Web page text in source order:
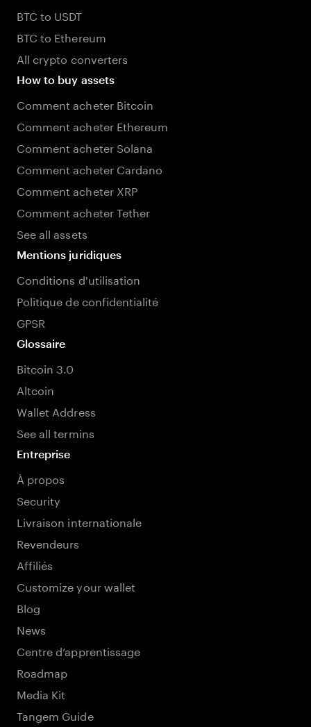
BTC to USDT
BTC to Ethereum
All crypto converters
How to buy assets
Comment acheter Bitcoin
Comment acheter Ethereum
Comment acheter Solana
Comment acheter Cardano
Comment acheter XRP
Comment acheter Tether
See all assets
Mentions juridiques
Conditions d'utilisation
Politique de confidentialité
GPSR
Glossaire
Bitcoin 3.0
Altcoin
Wallet Address
See all termins
Entreprise
À propos
Security
Livraison internationale
Revendeurs
Affiliés
Customize your wallet
Blog
News
Centre d’apprentissage
Roadmap
Media Kit
Tangem Guide